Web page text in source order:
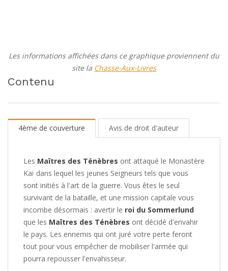
Les informations affichées dans ce graphique proviennent du
site la Chasse-Aux-Livres
Contenu
4ème de couverture Avis de droit d'auteur
Les Maîtres des Ténèbres ont attaqué le Monastère
Kaï dans lequel les jeunes Seigneurs tels que vous
sont initiés à l'art de la guerre. Vous êtes le seul
survivant de la bataille, et une mission capitale vous
incombe désormais : avertir le roi du Sommerlund
que les Maîtres des Ténèbres ont décidé d'envahir
le pays. Les ennemis qui ont juré votre perte feront
tout pour vous empêcher de mobiliser l'armée qui
pourra repousser l'envahisseur.